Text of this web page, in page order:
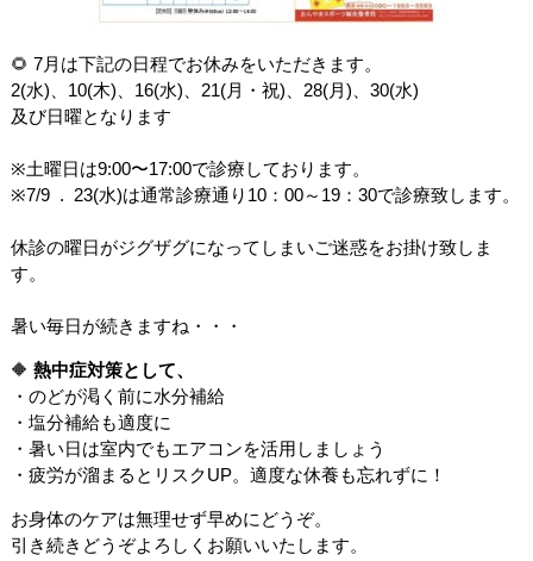
🌻 7月は下記の日程でお休みをいただきます。
2(水)、10(木)、16(水)、21(月・祝)、28(月)、30(水)
及び日曜となります
※土曜日は9:00〜17:00で診療しております。
※7/9 . 23(水)は通常診療通り10：00～19：30で診療致します。
休診の曜日がジグザグになってしまいご迷惑をお掛け致しま
す。
暑い毎日が続きますね・・・
🔶 熱中症対策として、
・のどが渇く前に水分補給
・塩分補給も適度に
・暑い日は室内でもエアコンを活用しましょう
・疲労が溜まるとリスクUP。適度な休養も忘れずに！
お身体のケアは無理せず早めにどうぞ。
引き続きどうぞよろしくお願いいたします。